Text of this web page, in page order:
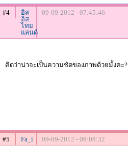
#4
อิส
อิส
ไทย
แลนด์
09-09-2012 - 07:45:46
คิดว่าน่าจะเป็นความชัดของภาพด้วยมั้งคะ?
#5 Fa_i 09-09-2012 - 09:08:32